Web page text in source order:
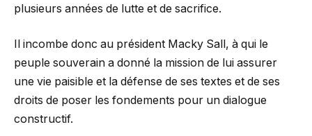
plusieurs années de lutte et de sacrifice.
Il incombe donc au président Macky Sall, à qui le
peuple souverain a donné la mission de lui assurer
une vie paisible et la défense de ses textes et de ses
droits de poser les fondements pour un dialogue
constructif.